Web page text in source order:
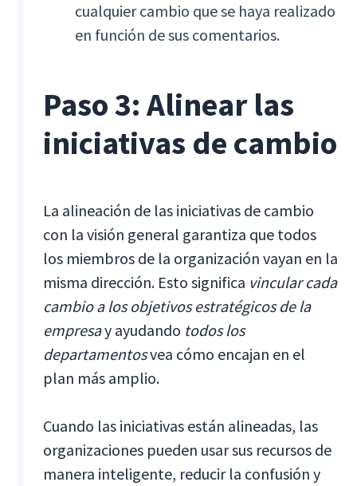
cualquier cambio que se haya realizado
en función de sus comentarios.
Paso 3: Alinear las
iniciativas de cambio
La alineación de las iniciativas de cambio
con la visión general garantiza que todos
los miembros de la organización vayan en la
misma dirección. Esto significa vincular cada
cambio a los objetivos estratégicos de la
empresay ayudando todos los
departamentosvea cómo encajan en el
plan más amplio.
Cuando las iniciativas están alineadas, las
organizaciones pueden usar sus recursos de
manera inteligente, reducir la confusión y